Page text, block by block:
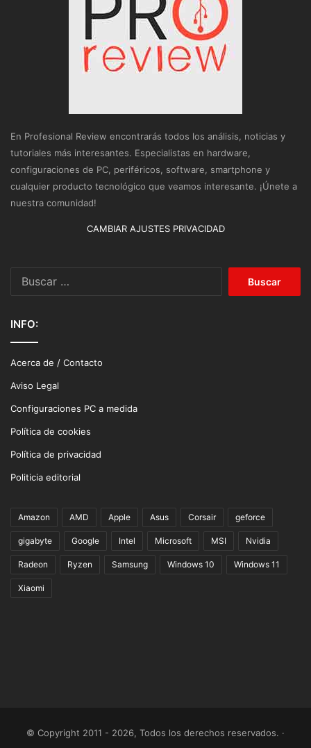
En Profesional Review encontrarás todos los análisis, noticias y
tutoriales más interesantes. Especialistas en hardware,
configuraciones de PC, periféricos, software, smartphone y
cualquier producto tecnológico que veamos interesante. ¡Únete a
nuestra comunidad!
CAMBIAR AJUSTES PRIVACIDAD
INFO:
Acerca de / Contacto
Aviso Legal
Configuraciones PC a medida
Política de cookies
Política de privacidad
Politicia editorial
Amazon AMD Apple Asus Corsair geforce
gigabyte Google Intel Microsoft MSI Nvidia
Radeon Ryzen Samsung Windows 10 Windows 11
Xiaomi
© Copyright 2011 - 2026, Todos los derechos reservados. ·